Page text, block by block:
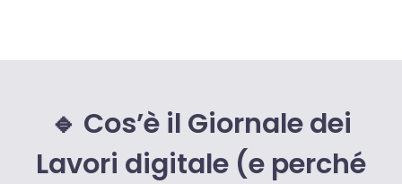
🔹 Cos’è il Giornale dei
Lavori digitale (e perché